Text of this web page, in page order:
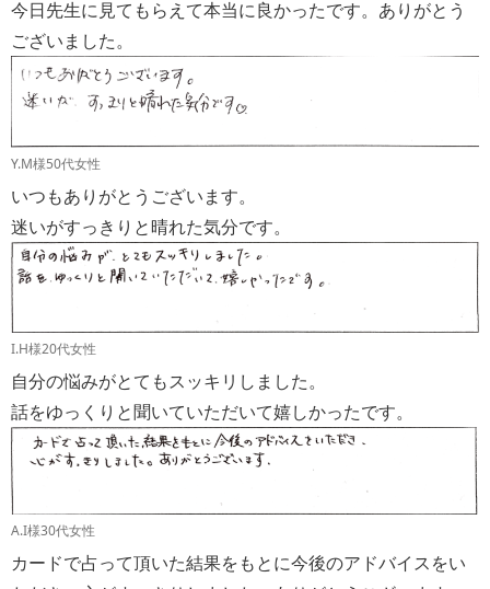
今日先生に見てもらえて本当に良かったです。ありがとう
ございました。
Y.M様50代女性
いつもありがとうございます。
迷いがすっきりと晴れた気分です。
I.H様20代女性
自分の悩みがとてもスッキリしました。
話をゆっくりと聞いていただいて嬉しかったです。
A.I様30代女性
カードで占って頂いた結果をもとに今後のアドバイスをい